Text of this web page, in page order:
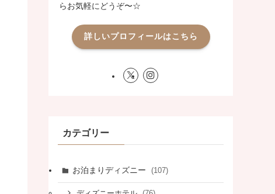
らお気軽にどうぞ〜☆
詳しいプロフィールはこちら
カテゴリー
お泊まりディズニー (107)